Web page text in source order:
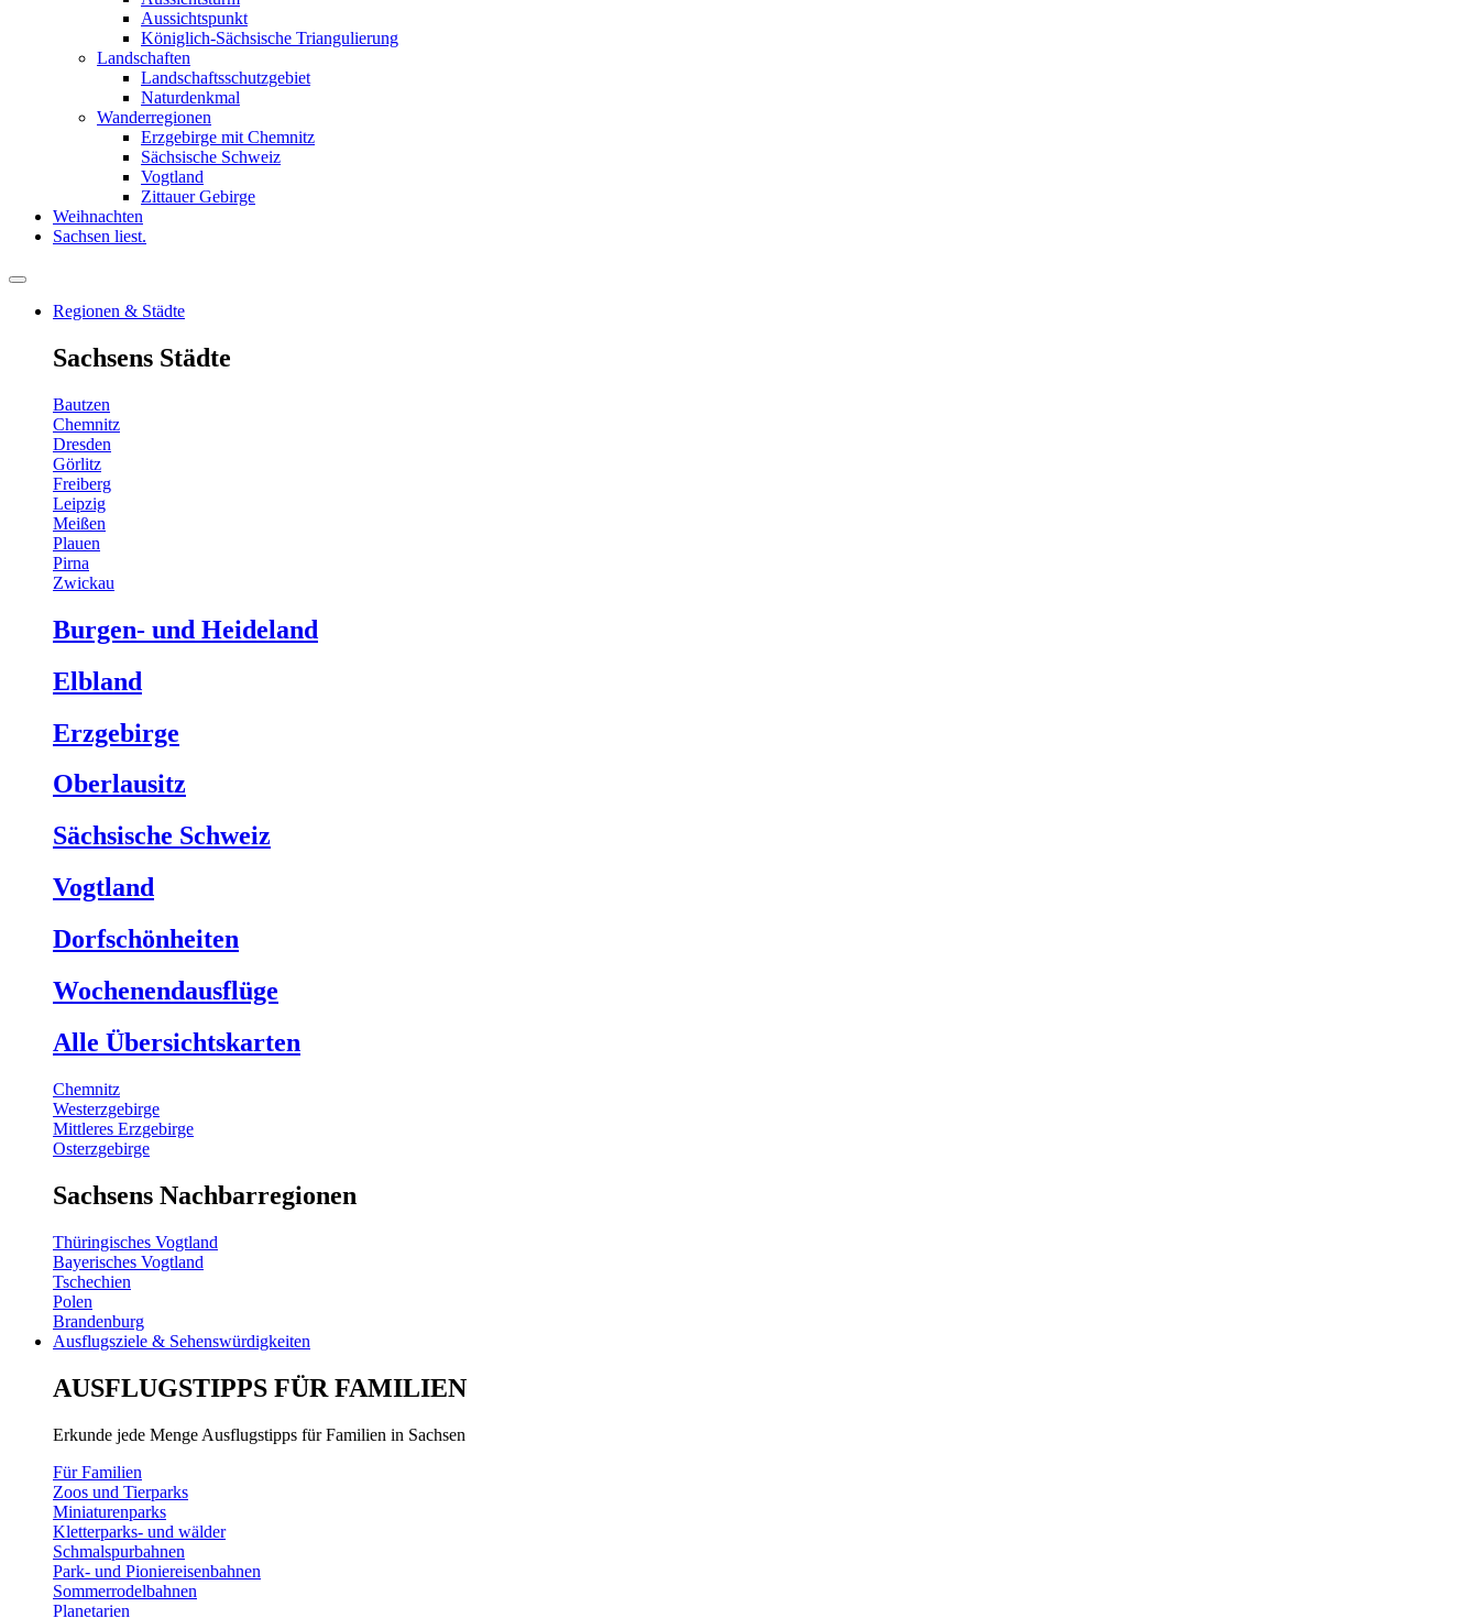
Aussichtspunkt
Königlich-Sächsische Triangulierung
Landschaften
Landschaftsschutzgebiet
Naturdenkmal
Wanderregionen
Erzgebirge mit Chemnitz
Sächsische Schweiz
Vogtland
Zittauer Gebirge
Weihnachten
Sachsen liest.
Regionen & Städte
Sachsens Städte
Bautzen
Chemnitz
Dresden
Görlitz
Freiberg
Leipzig
Meißen
Plauen
Pirna
Zwickau
Burgen- und Heideland
Elbland
Erzgebirge
Oberlausitz
Sächsische Schweiz
Vogtland
Dorfschönheiten
Wochenendausflüge
Alle Übersichtskarten
Chemnitz
Westerzgebirge
Mittleres Erzgebirge
Osterzgebirge
Sachsens Nachbarregionen
Thüringisches Vogtland
Bayerisches Vogtland
Tschechien
Polen
Brandenburg
Ausflugsziele & Sehenswürdigkeiten
AUSFLUGSTIPPS FÜR FAMILIEN
Erkunde jede Menge Ausflugstipps für Familien in Sachsen
Für Familien
Zoos und Tierparks
Miniaturenparks
Kletterparks- und wälder
Schmalspurbahnen
Park- und Pioniereisenbahnen
Sommerrodelbahnen
Planetarien